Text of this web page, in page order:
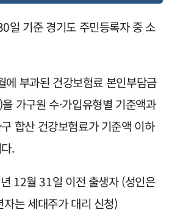
일 기준 경기도 주민등록자 중 소
부과된 건강보험료 본인부담금
가구원 수·가입유형별 기준액과
합산 건강보험료가 기준액 이하
.
12월 31일 이전 출생자 (성인은
는 세대주가 대리 신청)